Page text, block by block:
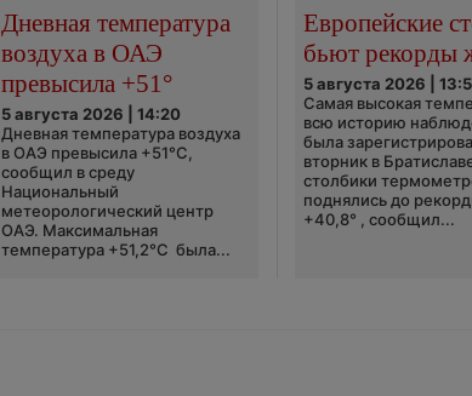
Дневная температура
воздуха в ОАЭ
превысила +51°
5 августа 2026 | 14:20
Дневная температура воздуха
в ОАЭ превысила +51°C,
сообщил в среду
Национальный
метеорологический центр
ОАЭ. Максимальная
температура +51,2°C была...
Европейские
бьют рекорды
5 августа 2026 |
Самая высокая
всю историю
была
вторник в
столбики
поднялись до
+40,8° , сообщил...